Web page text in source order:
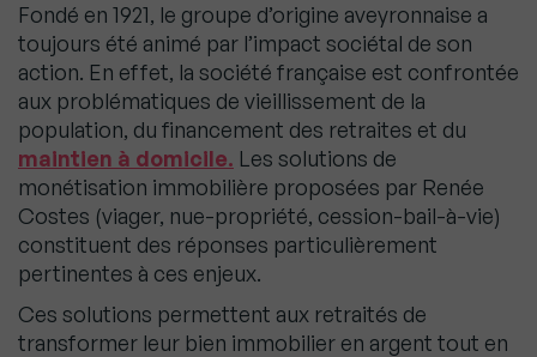
Fondé en 1921, le groupe d’origine aveyronnaise a
toujours été animé par l’impact sociétal de son
action. En effet, la société française est confrontée
aux problématiques de vieillissement de la
population, du financement des retraites et du
maintien à domicile. Les solutions de
monétisation immobilière proposées par Renée
Costes (viager, nue-propriété, cession-bail-à-vie)
constituent des réponses particulièrement
pertinentes à ces enjeux.
Ces solutions permettent aux retraités de
transformer leur bien immobilier en argent tout en